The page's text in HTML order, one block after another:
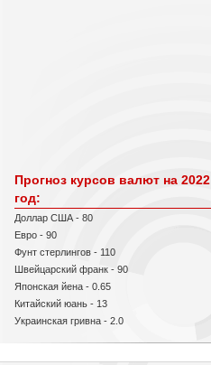
Прогноз курсов валют на 2022
год:
Доллар США - 80
Евро - 90
Фунт стерлингов - 110
Швейцарский франк - 90
Японская йена - 0.65
Китайский юань - 13
Украинская гривна - 2.0